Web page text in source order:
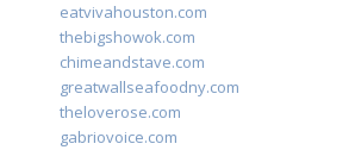
eatvivahouston.com
thebigshowok.com
chimeandstave.com
greatwallseafoodny.com
theloverose.com
gabriovoice.com